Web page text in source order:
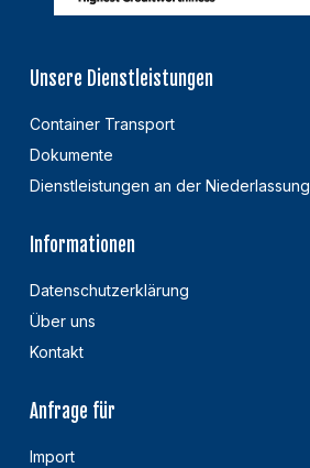
Unsere Dienstleistungen
Container Transport
Dokumente
Dienstleistungen an der Niederlassung
Informationen
Datenschutzerklärung
Über uns
Kontakt
Anfrage für
Import